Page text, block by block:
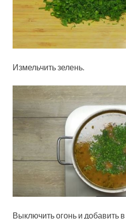
Измельчить зелень.
Выключить огонь и добавить